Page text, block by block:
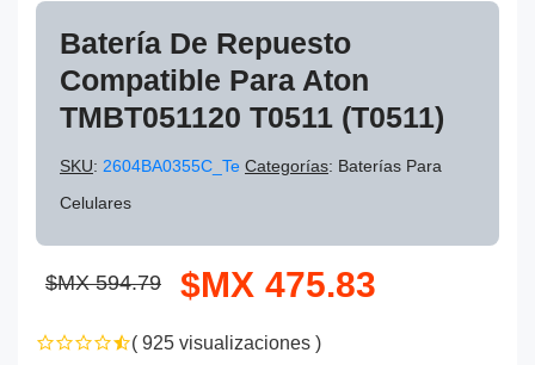
Batería De Repuesto
Compatible Para Aton
TMBT051120 T0511 (T0511)
SKU: 2604BA0355C_Te Categorías: Baterías Para
Celulares
$MX 594.79 $MX 475.83
( 925 visualizaciones )